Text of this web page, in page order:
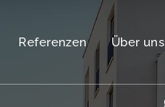
Referenzen Über uns